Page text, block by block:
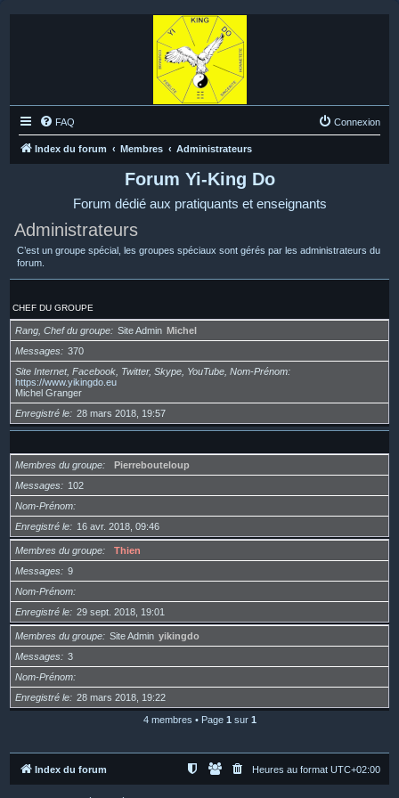
FAQ Connexion
Index du forum Membres Administrateurs
Forum Yi-King Do
Forum dédié aux pratiquants et enseignants
Administrateurs
C’est un groupe spécial, les groupes spéciaux sont gérés par les administrateurs du
forum.
CHEF DU GROUPE
Rang, Chef du groupe Site Admin Michel
Messages
370
Site Internet, Facebook, Twitter, Skype, YouTube, Nom-Prénom
https://www.yikingdo.eu
Michel Granger
Enregistré le
28 mars 2018, 19:57
Membres du groupe
Pierrebouteloup
Messages
102
Nom-Prénom
Enregistré le
16 avr. 2018, 09:46
Membres du groupe
Thien
Messages
9
Nom-Prénom
Enregistré le
29 sept. 2018, 19:01
Membres du groupe Site Admin yikingdo
Messages
3
Nom-Prénom
Enregistré le
28 mars 2018, 19:22
4 membres • Page 1 sur 1
Index du forum Heures au format UTC+02:00